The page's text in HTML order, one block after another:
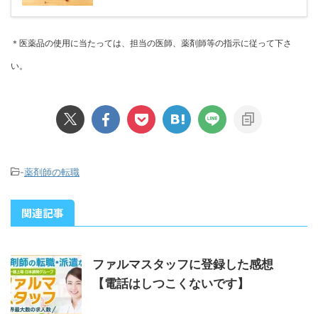
＊医薬品の使用に当たっては、担当の医師、薬剤師等の指示に従って下さ
い。
-薬剤師の転職
関連記事
ファルマスタッフに登録した感想
【電話はしつこくないです】